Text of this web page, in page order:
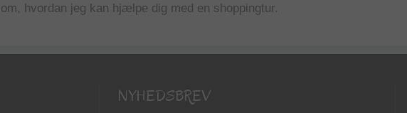
hvordan jeg kan hjælpe dig med en shoppingtur.
NYHEDSBREV